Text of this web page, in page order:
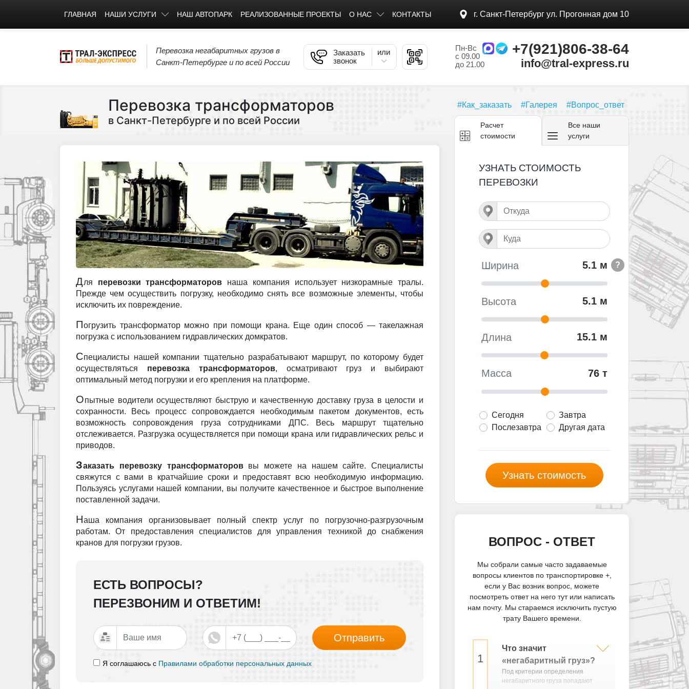
ГЛАВНАЯ НАШИ УСЛУГИ НАШ АВТОПАРК РЕАЛИЗОВАННЫЕ ПРОЕКТЫ О НАС КОНТАКТЫ г. Санкт-Петербург ул. Прогонная дом 10
Перевозка негабаритных грузов в
Санкт-Петербурге и по всей России
Заказать
звонок
или +7(921)806-38-64
info@tral-express.ru
Пн-Вс
с 09.00
до 21.00
Перевозка трансформаторов
в Санкт-Петербурге и по всей России
#Вопрос_ответ
#Галерея
#Как_заказать
Расчет
стоимости
Все наши
услуги
Для перевозки трансформаторов наша компания использует низкорамные тралы.
Прежде чем осуществить погрузку, необходимо снять все возможные элементы, чтобы
исключить их повреждение.
Погрузить трансформатор можно при помощи крана. Еще один способ — такелажная
погрузка с использованием гидравлических домкратов.
Специалисты нашей компании тщательно разрабатывают маршрут, по которому будет
осуществляться перевозка трансформаторов, осматривают груз и выбирают
оптимальный метод погрузки и его крепления на платформе.
Опытные водители осуществляют быструю и качественную доставку груза в целости и
сохранности. Весь процесс сопровождается необходимым пакетом документов, есть
возможность сопровождения груза сотрудниками ДПС. Весь маршрут тщательно
отслеживается. Разгрузка осуществляется при помощи крана или гидравлических рельс и
приводов.
Заказать перевозку трансформаторов вы можете на нашем сайте. Специалисты
свяжутся с вами в кратчайшие сроки и предоставят всю необходимую информацию.
Пользуясь услугами нашей компании, вы получите качественное и быстрое выполнение
поставленной задачи.
Наша компания организовывает полный спектр услуг по погрузочно-разгрузочным
работам. От предоставления специалистов для управления техникой до снабжения
кранов для погрузки грузов.
ЕСТЬ ВОПРОСЫ?
ПЕРЕЗВОНИМ И ОТВЕТИМ!
Отправить
Я соглашаюсь с Правилами обработки персональных данных
УЗНАТЬ СТОИМОСТЬ
ПЕРЕВОЗКИ
?
Ширина 5.1 м
Высота 5.1 м
Длина 15.1 м
Масса 76 т
Сегодня
Завтра
Послезавтра
Другая дата
Узнать стоимость
ВОПРОС - ОТВЕТ
Мы собрали самые часто задаваемые
вопросы клиентов по транспортировке +,
если у Вас возник вопрос, можете
посмотреть ответ на него тут или написать
нам почту. Мы стараемся исключить пустую
трату Вашего времени.
Что значит
«негабаритный груз»?
Под критерии определения
негабаритного груза попадают